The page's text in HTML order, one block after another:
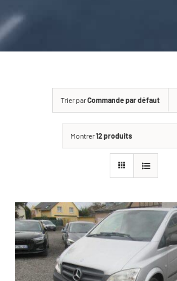
CARROSSERIE / VITRAGE
Trier parCommande par défaut
Montrer12 produits